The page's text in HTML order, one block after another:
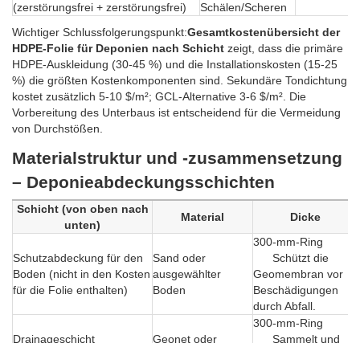
(zerstörungsfrei + zerstörungsfrei)
Schälen/Scheren
Wichtiger Schlussfolgerungspunkt:Gesamtkostenübersicht der
HDPE-Folie für Deponien nach Schicht zeigt, dass die primäre
HDPE-Auskleidung (30-45 %) und die Installationskosten (15-25
%) die größten Kostenkomponenten sind. Sekundäre Tondichtung
kostet zusätzlich 5-10 $/m²; GCL-Alternative 3-6 $/m². Die
Vorbereitung des Unterbaus ist entscheidend für die Vermeidung
von Durchstößen.
Materialstruktur und -zusammensetzung
– Deponieabdeckungsschichten
Schicht (von oben nach
unten)
Material Dicke
Schutzabdeckung für den
Boden (nicht in den Kosten
für die Folie enthalten)
Sand oder
ausgewählter
Boden
300-mm-Ring
Schützt die
Geomembran vor
Beschädigungen
durch Abfall.
Drainageschicht
Geonet oder
300-mm-Ring
Sammelt und